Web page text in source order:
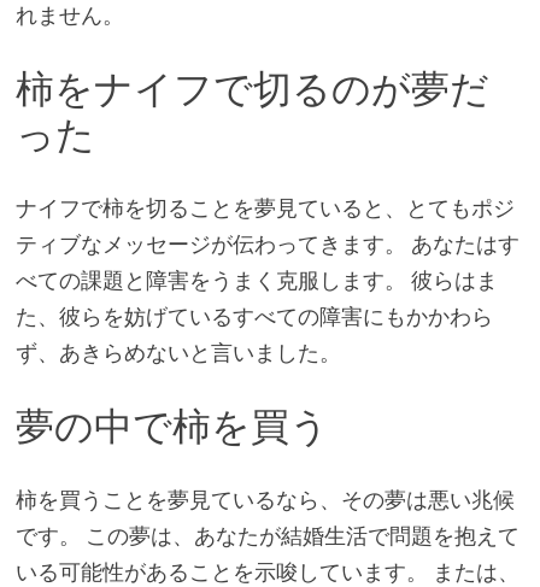
れません。
柿をナイフで切るのが夢だ
った
ナイフで柿を切ることを夢見ていると、とてもポジ
ティブなメッセージが伝わってきます。 あなたはす
べての課題と障害をうまく克服します。 彼らはま
た、彼らを妨げているすべての障害にもかかわら
ず、あきらめないと言いました。
夢の中で柿を買う
柿を買うことを夢見ているなら、その夢は悪い兆候
です。 この夢は、あなたが結婚生活で問題を抱えて
いる可能性があることを示唆しています。 または、